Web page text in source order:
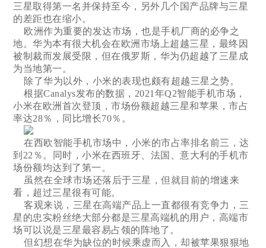
三星取得第一名并保持至今，另外几个国产品牌与三星
的差距也在缩小。
欧洲作为重要的发达市场，也是手机厂商的必争之
地。华为本有很大机会在欧洲市场上超越三星，最终因
被制裁而发展受限，但在俄罗斯，华为仍超越了三星成
为当地第一。
除了华为以外，小米的表现也颇有超越三星之势。
根据Canalys发布的数据，2021年Q2智能手机市场，
小米在欧洲首次登顶，市场份额超越三星和苹果，市占
率达28％，同比增长70％。
在西欧智能手机市场中，小米的市占率排名前三，达
到22％。同时，小米在西班牙、法国、意大利的手机市
场份额均达到了第一。
虽然在全球市场还落后于三星，但就目前的增速来
看，超过三星很有可能。
客观来说，三星在高端产品上一直都很有竞争力，三
星的忠实粉丝绝大部分都是三星高端机的用户，高端市
场可以说是三星最容易占领的阵地了。
但幻想在华为缺位的时候乘虚而入，却被苹果狠狠地